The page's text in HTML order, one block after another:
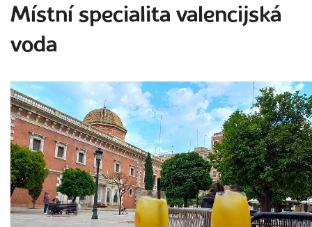
Místní specialita valencijská
voda